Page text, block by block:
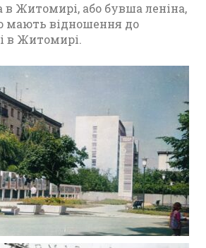
в Житомирі, або бувша леніна,
мають відношення до
в Житомирі.